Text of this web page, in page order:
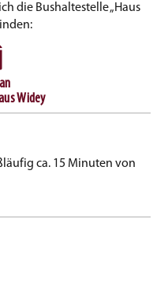
die Bushaltestelle „Haus
Widey
ca. 15 Minuten von